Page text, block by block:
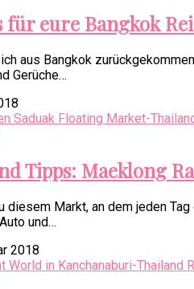
für eure Bangkok
aus Bangkok
Gerüche…
Tipps: Maeklong
diesem Markt, an dem jeden
und…
2018